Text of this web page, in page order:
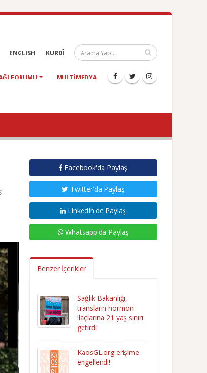
ENGLISH KURDÎ
FORUMU MULTIMEDYA
Facebook'da Paylaş
Twitter'da Paylaş
LinkedIn'de Paylaş
Whatsapp'da Paylaş
Benzer İçerikler
Sağlık Bakanlığı,
transların hormon
ilaçlarına 21 yaş sınırı
getirdi
KaosGL.org erişime
engellendi!